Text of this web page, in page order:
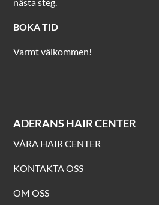
BOKA TID
Varmt välkommen!
ADERANS HAIR CENTER
VÅRA HAIR CENTER
KONTAKTA OSS
OM OSS